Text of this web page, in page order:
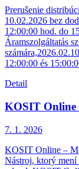
Prerušenie
10.02.2026 bez
12:00:00 hod. do
Áramszolgáltatás
12:00:00 és
Detail
KOSIT Online
7. 1. 2026
KOSIT Online –
Nástroj, ktorý mení